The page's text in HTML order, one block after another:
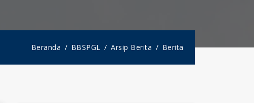
Beranda BBSPGL Arsip Berita Berita